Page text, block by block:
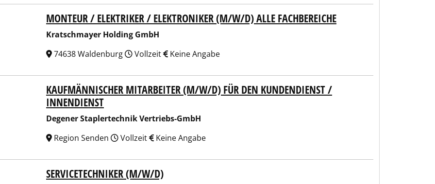
Holding GmbH
MONTEUR / ELEKTRIKER / ELEKTRONIKER (M/W/D) ALLE FACHBEREICHE
Kratschmayer Holding GmbH
74638 Waldenburg
Vollzeit Keine Angabe
Staplertechnik Vertriebs-GmbH
KAUFMÄNNISCHER MITARBEITER (M/W/D) FÜR DEN KUNDENDIENST /
INNENDIENST
Degener Staplertechnik Vertriebs-GmbH
Region Senden
Vollzeit Keine Angabe
Umwelt-Technik GmbH
SERVICETECHNIKER (M/W/D)